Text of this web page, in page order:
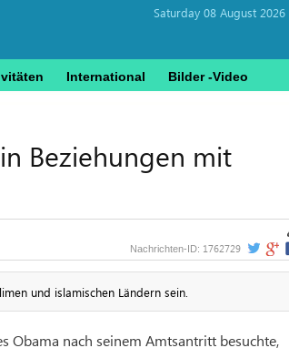
Saturday 08 August 2026 ,
International Bilder -Video
Beziehungen mit
Nachrichten-ID: 1762729
und islamischen Ländern sein.
Obama nach seinem Amtsantritt besuchte,